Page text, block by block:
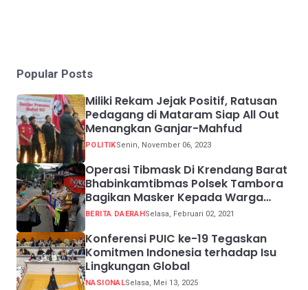
Popular Posts
Miliki Rekam Jejak Positif, Ratusan
Pedagang di Mataram Siap All Out
Menangkan Ganjar-Mahfud
POLITIKSenin, November 06, 2023
Operasi Tibmask Di Krendang Barat
Bhabinkamtibmas Polsek Tambora
Bagikan Masker Kepada Warga
Pelanggar Prokes
BERITA DAERAHSelasa, Februari 02, 2021
Konferensi PUIC ke-19 Tegaskan
Komitmen Indonesia terhadap Isu
Lingkungan Global
NASIONALSelasa, Mei 13, 2025